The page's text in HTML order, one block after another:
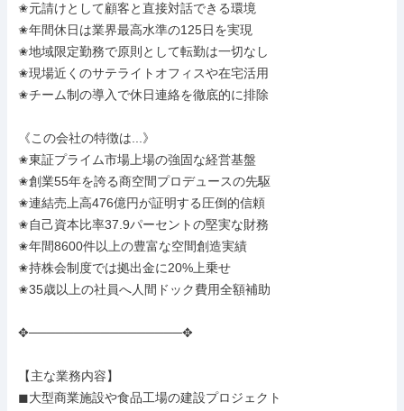
✬元請けとして顧客と直接対話できる環境
✬年間休日は業界最高水準の125日を実現
✬地域限定勤務で原則として転勤は一切なし
✬現場近くのサテライトオフィスや在宅活用
✬チーム制の導入で休日連絡を徹底的に排除
《この会社の特徴は...》
✬東証プライム市場上場の強固な経営基盤
✬創業55年を誇る商空間プロデュースの先駆
✬連結売上高476億円が証明する圧倒的信頼
✬自己資本比率37.9パーセントの堅実な財務
✬年間8600件以上の豊富な空間創造実績
✬持株会制度では拠出金に20%上乗せ
✬35歳以上の社員へ人間ドック費用全額補助
✥─────────────────✥
【主な業務内容】
◼︎大型商業施設や食品工場の建設プロジェクト